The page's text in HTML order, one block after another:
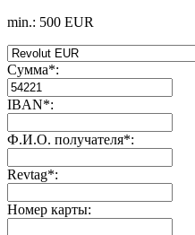
min.: 500 EUR
Сумма*:
IBAN*:
Ф.И.О. получателя*:
Revtag*:
Номер карты: